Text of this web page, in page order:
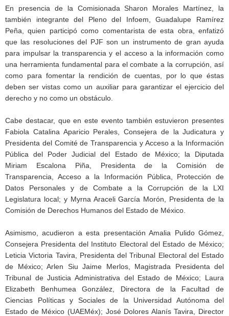
En presencia de la Comisionada Sharon Morales Martínez, la
también integrante del Pleno del Infoem, Guadalupe Ramírez
Peña, quien participó como comentarista de esta obra, enfatizó
que las resoluciones del PJF son un instrumento de gran ayuda
para impulsar la transparencia y el acceso a la información como
una herramienta fundamental para el combate a la corrupción, así
como para fomentar la rendición de cuentas, por lo que éstas
deben ser vistas como un auxiliar para garantizar el ejercicio del
derecho y no como un obstáculo.
Cabe destacar, que en este evento también estuvieron presentes
Fabiola Catalina Aparicio Perales, Consejera de la Judicatura y
Presidenta del Comité de Transparencia y Acceso a la Información
Pública del Poder Judicial del Estado de México; la Diputada
Miriam Escalona Piña, Presidenta de la Comisión de
Transparencia, Acceso a la Información Pública, Protección de
Datos Personales y de Combate a la Corrupción de la LXI
Legislatura local; y Myrna Araceli García Morón, Presidenta de la
Comisión de Derechos Humanos del Estado de México.
Asimismo, acudieron a esta presentación Amalia Pulido Gómez,
Consejera Presidenta del Instituto Electoral del Estado de México;
Leticia Victoria Tavira, Presidenta del Tribunal Electoral del Estado
de México; Arlen Siu Jaime Merlos, Magistrada Presidenta del
Tribunal de Justicia Administrativa del Estado de México; Laura
Elizabeth Benhumea González, Directora de la Facultad de
Ciencias Políticas y Sociales de la Universidad Autónoma del
Estado de México (UAEMéx); José Dolores Alanís Tavira, Director